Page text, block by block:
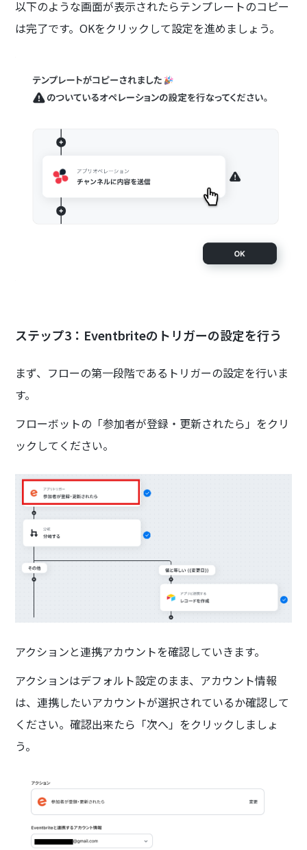
以下のような画面が表示されたらテンプレートのコピー
は完了です。OKをクリックして設定を進めましょう。
ステップ3：Eventbriteのトリガーの設定を行う
まず、フローの第一段階であるトリガーの設定を行いま
す。
フローボットの「参加者が登録・更新されたら」をクリ
ックしてください。
アクションと連携アカウントを確認していきます。
アクションはデフォルト設定のまま、アカウント情報
は、連携したいアカウントが選択されているか確認して
ください。確認出来たら「次へ」をクリックしましょ
う。